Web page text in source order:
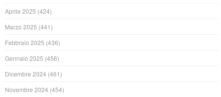
Aprile 2025 (424)
Marzo 2025 (441)
Febbraio 2025 (436)
Gennaio 2025 (456)
Dicembre 2024 (461)
Novembre 2024 (454)